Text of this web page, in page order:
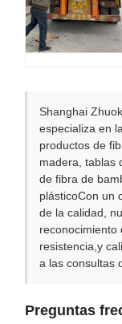
Shanghai
especializa en
productos de
madera, tablas
de fibra de
plásticoCon un
de la calidad,
reconocimiento
resistencia,y
a las consultas
Preguntas